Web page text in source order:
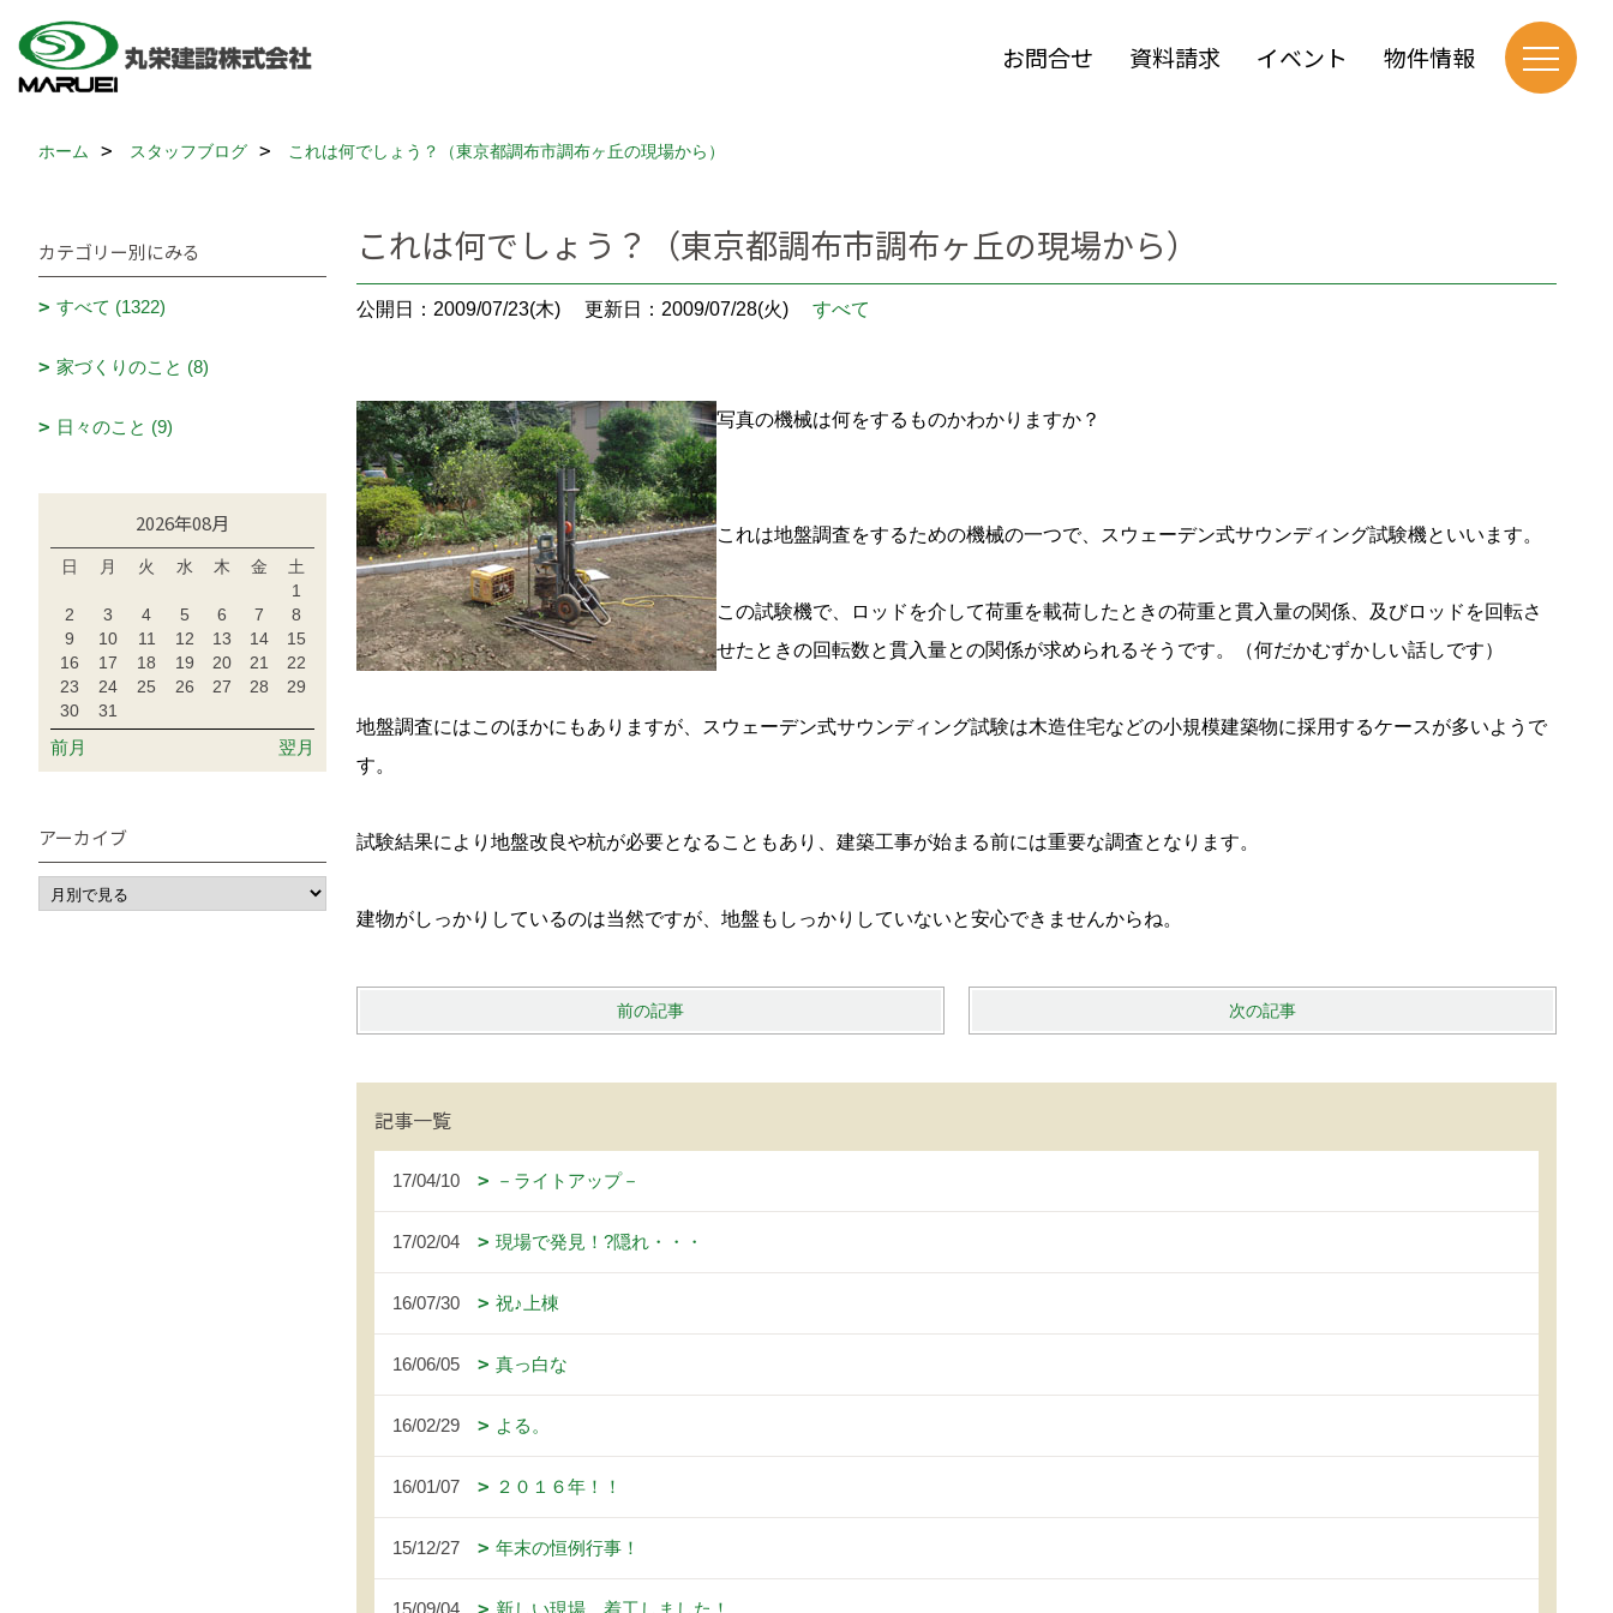
お問合せ 資料請求 イベント 物件情報
ホーム スタッフブログ これは何でしょう？（東京都調布市調布ヶ丘の現場から）
これは何でしょう？（東京都調布市調布ヶ丘の現場から）
公開日：2009/07/23(木) 更新日：2009/07/28(火) すべて
写真の機械は何をするものかわかりますか？
これは地盤調査をするための機械の一つで、スウェーデン式サウンディング試験機といいます。
この試験機で、ロッドを介して荷重を載荷したときの荷重と貫入量の関係、及びロッドを回転さ
せたときの回転数と貫入量との関係が求められるそうです。（何だかむずかしい話しです）
地盤調査にはこのほかにもありますが、スウェーデン式サウンディング試験は木造住宅などの小規模建築物に採用するケースが多いようで
す。
試験結果により地盤改良や杭が必要となることもあり、建築工事が始まる前には重要な調査となります。
建物がしっかりしているのは当然ですが、地盤もしっかりしていないと安心できませんからね。
前の記事 次の記事
記事一覧
17/04/10 －ライトアップ－
17/02/04 現場で発見！?隠れ・・・
16/07/30 祝♪上棟
16/06/05 真っ白な
16/02/29 よる。
16/01/07 ２０１６年！！
15/12/27 年末の恒例行事！
15/09/04 新しい現場 着工しました！
カテゴリー別にみる
すべて (1322)
家づくりのこと (8)
日々のこと (9)
2026年08月
日 月 火 水 木 金
土
1
2
3 4 5 6 7
8
9
10 11 12 13 14
15
16
17 18 19 20 21
22
23
24 25 26 27 28
29
30
31
前月 翌月
アーカイブ